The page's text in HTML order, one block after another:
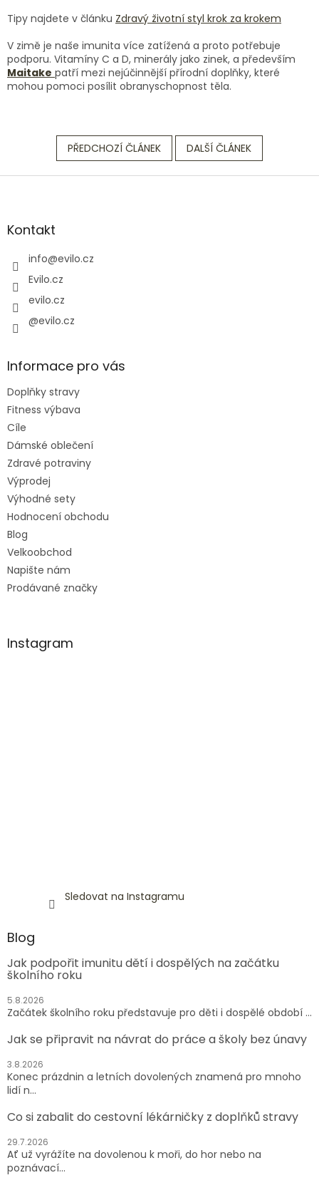
Tipy najdete v článku Zdravý životní styl krok za krokem
V zimě je naše imunita více zatížená a proto potřebuje
podporu. Vitamíny C a D, minerály jako zinek, a především
Maitake patří mezi nejúčinnější přírodní doplňky, které
mohou pomoci posílit obranyschopnost těla.
PŘEDCHOZÍ ČLÁNEK DALŠÍ ČLÁNEK
Z
aKontakt
info@evilo.cz
Evilo.cz
evilo.cz
@evilo.cz
Informace pro vás
Doplňky stravy
Fitness výbava
Cíle
Dámské oblečení
Zdravé potraviny
Výprodej
Výhodné sety
Hodnocení obchodu
Blog
Velkoobchod
Napište nám
Prodávané značky
Instagram
Sledovat na Instagramu
Blog
Jak podpořit imunitu dětí i dospělých na začátku
školního roku
5.8.2026
Začátek školního roku představuje pro děti i dospělé období ...
Jak se připravit na návrat do práce a školy bez únavy
3.8.2026
Konec prázdnin a letních dovolených znamená pro mnoho
lidí n...
Co si zabalit do cestovní lékárničky z doplňků stravy
29.7.2026
Ať už vyrážíte na dovolenou k moři, do hor nebo na
poznávací...